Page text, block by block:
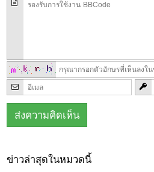
ข่าวล่าสุดในหมวดนี้